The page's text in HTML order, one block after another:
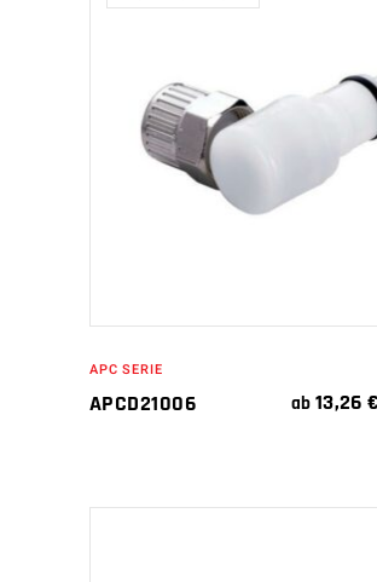
WEITERLESEN
APC SERIE
APCD21006 ab 13,26€